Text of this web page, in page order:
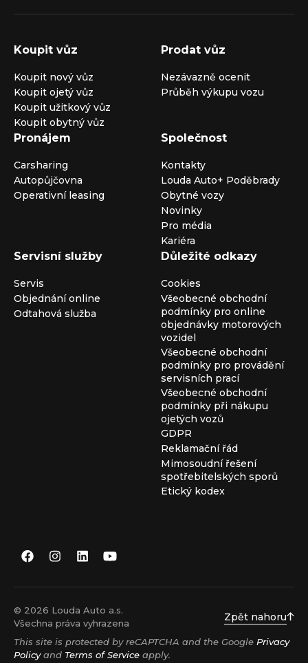
Koupit vůz
Koupit nový vůz
Koupit ojetý vůz
Koupit užitkový vůz
Koupit obytný vůz
Prodat vůz
Nezávazně ocenit
Průběh výkupu vozu
Pronájem
Carsharing
Autopůjčovna
Operativní leasing
Společnost
Kontakty
Louda Auto+ Poděbrady
Obytné vozy
Novinky
Pro média
Kariéra
Servisní služby
Servis
Objednání online
Odtahová služba
Důležité odkazy
Cookies
Všeobecné obchodní
podmínky pro online
objednávky motorových
vozidel
Všeobecné obchodní
podmínky pro provádění
servisních prací
Všeobecné obchodní
podmínky při nákupu
ojetých vozů
GDPR
Reklamační řád
Mimosoudní řešení
spotřebitelských sporů
Etický kodex
© 2026 Louda Auto a.s.
Všechna práva vyhrazena
Zpět nahoru
This site is protected by reCAPTCHA and the Google Privacy
Policyand Terms of Service apply.